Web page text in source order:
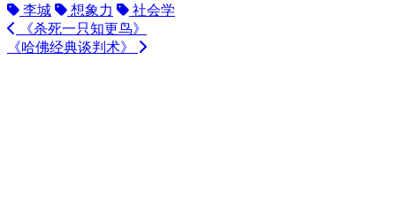
李城
想象力
社会学
《杀死一只知更鸟》
《哈佛经典谈判术》